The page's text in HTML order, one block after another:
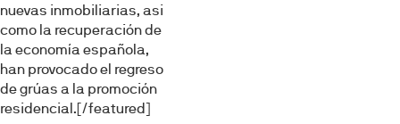
nuevas inmobiliarias, asi
como la recupera­ción de
la economía española,
han provocado el regreso
de grúas a la promoción
residencial.[/featured]